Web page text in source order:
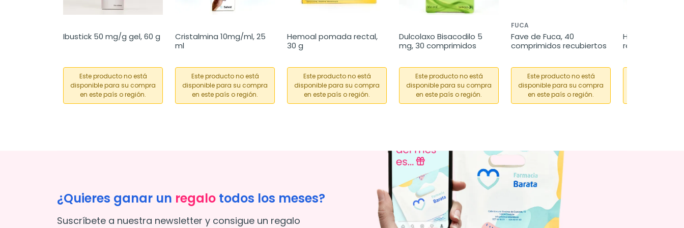
Ibustick 50 mg/g gel, 60 g
Este producto no está
disponible para su compra
en este país o región.
Cristalmina 10mg/ml, 25
ml
Este producto no está
disponible para su compra
en este país o región.
Hemoal pomada rectal,
30 g
Este producto no está
disponible para su compra
en este país o región.
Dulcolaxo Bisacodilo 5
mg, 30 comprimidos
Este producto no está
disponible para su compra
en este país o región.
FUCA
Fave de Fuca, 40
comprimidos recubiertos
Este producto no está
disponible para su compra
en este país o región.
Hemoal forte
rectal, 30 g
¿Quieres ganar un regalo todos los meses?
Suscríbete a nuestra newsletter y consigue un regalo